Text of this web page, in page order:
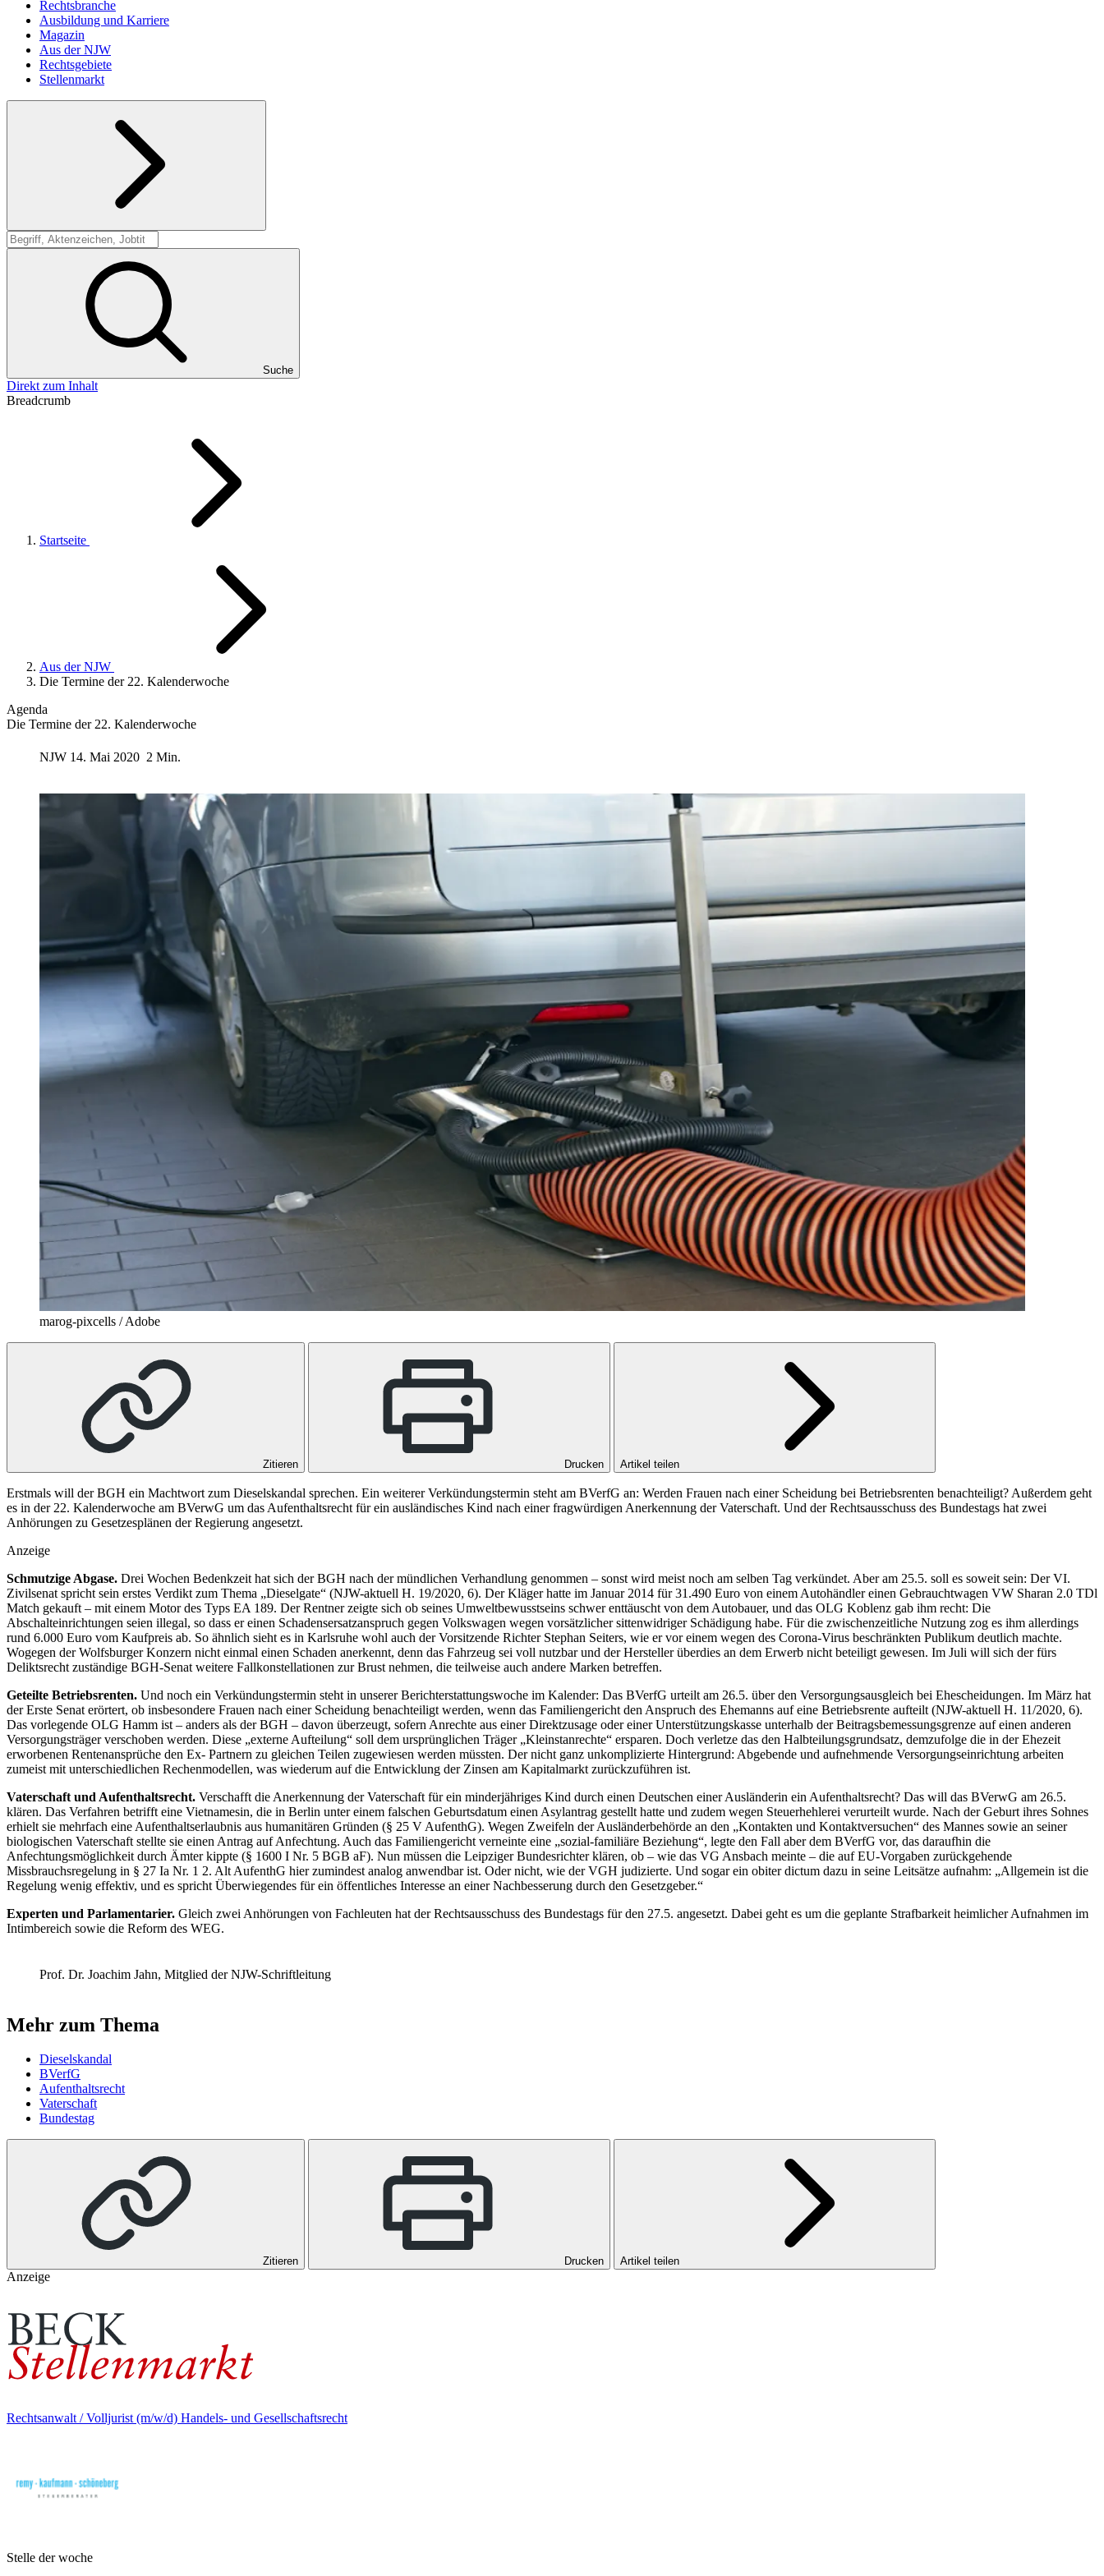
Rechtsbranche
Ausbildung und Karriere
Magazin
Aus der NJW
Rechtsgebiete
Stellenmarkt
Suche
Suche
Direkt zum Inhalt
Breadcrumb
Startseite
Aus der NJW
Die Termine der 22. Kalenderwoche
Agenda
Die Termine der 22. Kalenderwoche
NJW 14. Mai 2020 2 Min.
marog-pixcells / Adobe
Zitieren Drucken Artikel teilen
Erstmals will der BGH ein Machtwort zum Dieselskandal sprechen. Ein weiterer Verkündungstermin steht am BVerfG an: Werden Frauen nach einer Scheidung bei Betriebsrenten benachteiligt? Außerdem geht
es in der 22. Kalenderwoche am BVerwG um das Aufenthaltsrecht für ein ausländisches Kind nach einer fragwürdigen Anerkennung der Vaterschaft. Und der Rechtsausschuss des Bundestags hat zwei
Anhörungen zu Gesetzesplänen der Regierung angesetzt.
Anzeige
Schmutzige Abgase. Drei Wochen Bedenkzeit hat sich der BGH nach der mündlichen Verhandlung genommen – sonst wird meist noch am selben Tag verkündet. Aber am 25.5. soll es soweit sein: Der VI.
Zivilsenat spricht sein erstes Verdikt zum Thema „Dieselgate“ (NJW-aktuell H. 19/2020, 6). Der Kläger hatte im Januar 2014 für 31.490 Euro von einem Autohändler einen Gebrauchtwagen VW Sharan 2.0 TDl
Match gekauft – mit einem Motor des Typs EA 189. Der Rentner zeigte sich ob seines Umweltbewusstseins schwer enttäuscht von dem Autobauer, und das OLG Koblenz gab ihm recht: Die
Abschalteinrichtungen seien illegal, so dass er einen Schadensersatzanspruch gegen Volkswagen wegen vorsätzlicher sittenwidriger Schädigung habe. Für die zwischenzeitliche Nutzung zog es ihm allerdings
rund 6.000 Euro vom Kaufpreis ab. So ähnlich sieht es in Karlsruhe wohl auch der Vorsitzende Richter Stephan Seiters, wie er vor einem wegen des Corona-Virus beschränkten Publikum deutlich machte.
Wogegen der Wolfsburger Konzern nicht einmal einen Schaden anerkennt, denn das Fahrzeug sei voll nutzbar und der Hersteller überdies an dem Erwerb nicht beteiligt gewesen. Im Juli will sich der fürs
Deliktsrecht zuständige BGH-Senat weitere Fallkonstellationen zur Brust nehmen, die teilweise auch andere Marken betreffen.
Geteilte Betriebsrenten. Und noch ein Verkündungstermin steht in unserer Berichterstattungswoche im Kalender: Das BVerfG urteilt am 26.5. über den Versorgungsausgleich bei Ehescheidungen. Im März hat
der Erste Senat erörtert, ob insbesondere Frauen nach einer Scheidung benachteiligt werden, wenn das Familiengericht den Anspruch des Ehemanns auf eine Betriebsrente aufteilt (NJW-aktuell H. 11/2020, 6).
Das vorlegende OLG Hamm ist – anders als der BGH – davon überzeugt, sofern Anrechte aus einer Direktzusage oder einer Unterstützungskasse unterhalb der Beitragsbemessungsgrenze auf einen anderen
Versorgungsträger verschoben werden. Diese „externe Aufteilung“ soll dem ursprünglichen Träger „Kleinstanrechte“ ersparen. Doch verletze das den Halbteilungsgrundsatz, demzufolge die in der Ehezeit
erworbenen Rentenansprüche den Ex- Partnern zu gleichen Teilen zugewiesen werden müssten. Der nicht ganz unkomplizierte Hintergrund: Abgebende und aufnehmende Versorgungseinrichtung arbeiten
zumeist mit unterschiedlichen Rechenmodellen, was wiederum auf die Entwicklung der Zinsen am Kapitalmarkt zurückzuführen ist.
Vaterschaft und Aufenthaltsrecht. Verschafft die Anerkennung der Vaterschaft für ein minderjähriges Kind durch einen Deutschen einer Ausländerin ein Aufenthaltsrecht? Das will das BVerwG am 26.5.
klären. Das Verfahren betrifft eine Vietnamesin, die in Berlin unter einem falschen Geburtsdatum einen Asylantrag gestellt hatte und zudem wegen Steuerhehlerei verurteilt wurde. Nach der Geburt ihres Sohnes
erhielt sie mehrfach eine Aufenthaltserlaubnis aus humanitären Gründen (§ 25 V AufenthG). Wegen Zweifeln der Ausländerbehörde an den „Kontakten und Kontaktversuchen“ des Mannes sowie an seiner
biologischen Vaterschaft stellte sie einen Antrag auf Anfechtung. Auch das Familiengericht verneinte eine „sozial-familiäre Beziehung“, legte den Fall aber dem BVerfG vor, das daraufhin die
Anfechtungsmöglichkeit durch Ämter kippte (§ 1600 I Nr. 5 BGB aF). Nun müssen die Leipziger Bundesrichter klären, ob – wie das VG Ansbach meinte – die auf EU-Vorgaben zurückgehende
Missbrauchsregelung in § 27 Ia Nr. 1 2. Alt AufenthG hier zumindest analog anwendbar ist. Oder nicht, wie der VGH judizierte. Und sogar ein obiter dictum dazu in seine Leitsätze aufnahm: „Allgemein ist die
Regelung wenig effektiv, und es spricht Überwiegendes für ein öffentliches Interesse an einer Nachbesserung durch den Gesetzgeber.“
Experten und Parlamentarier. Gleich zwei Anhörungen von Fachleuten hat der Rechtsausschuss des Bundestags für den 27.5. angesetzt. Dabei geht es um die geplante Strafbarkeit heimlicher Aufnahmen im
Intimbereich sowie die Reform des WEG.
Prof. Dr. Joachim Jahn, Mitglied der NJW-Schriftleitung
Mehr zum Thema
Dieselskandal
BVerfG
Aufenthaltsrecht
Vaterschaft
Bundestag
Zitieren Drucken Artikel teilen
Anzeige
Rechtsanwalt / Volljurist (m/w/d) Handels- und Gesellschaftsrecht
Stelle der woche